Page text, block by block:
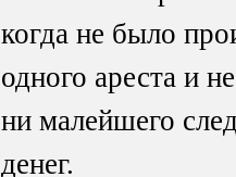
когда не было
одного ареста и
ни малейшего
денег.